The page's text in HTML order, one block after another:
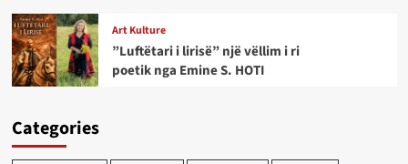
Art Kulture
”Luftëtari i lirisë” një vëllim i ri
poetik nga Emine S. HOTI
Categories